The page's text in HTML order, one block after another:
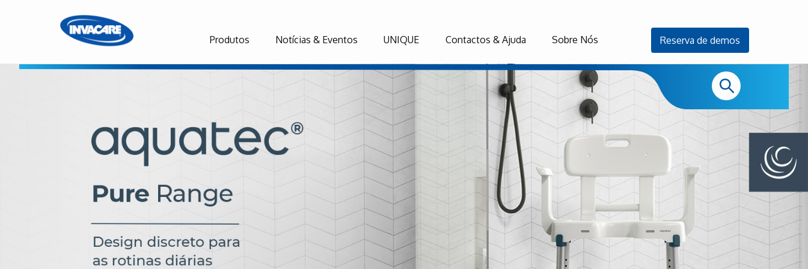
Produtos Notícias & Eventos UNIQUE Contactos & Ajuda Sobre Nós Reserva de demos
O pacote
Descubra a nova
AVIVA FX40